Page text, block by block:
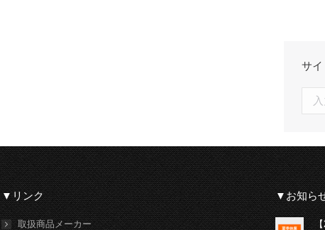
サイ
▼リンク
取扱商品メーカー
▼お知ら